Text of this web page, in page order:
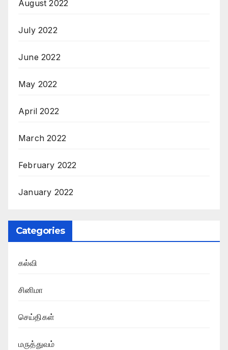
August 2022
July 2022
June 2022
May 2022
April 2022
March 2022
February 2022
January 2022
Categories
கல்வி
சினிமா
செய்திகள்
மருத்துவம்